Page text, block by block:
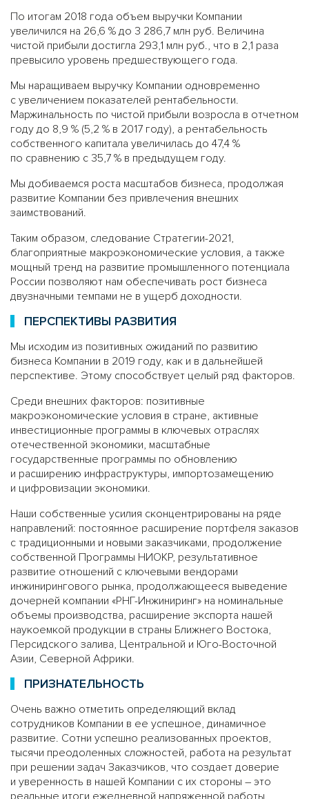
По итогам 2018 года объем выручки Компании
увеличился на 26,6 % до 3 286,7 млн руб. Величина
чистой прибыли достигла 293,1 млн руб., что в 2,1 раза
превысило уровень предшествующего года.
Мы наращиваем выручку Компании одновременно
с увеличением показателей рентабельности.
Маржинальность по чистой прибыли возросла в отчетном
году до 8,9 % (5,2 % в 2017 году), а рентабельность
собственного капитала увеличилась до 47,4 %
по сравнению с 35,7 % в предыдущем году.
Мы добиваемся роста масштабов бизнеса, продолжая
развитие Компании без привлечения внешних
заимствований.
Таким образом, следование Стратегии-2021,
благоприятные макроэкономические условия, а также
мощный тренд на развитие промышленного потенциала
России позволяют нам обеспечивать рост бизнеса
двузначными темпами не в ущерб доходности.
ПЕРСПЕКТИВЫ РАЗВИТИЯ
Мы исходим из позитивных ожиданий по развитию
бизнеса Компании в 2019 году, как и в дальнейшей
перспективе. Этому способствует целый ряд факторов.
Среди внешних факторов: позитивные
макроэкономические условия в стране, активные
инвестиционные программы в ключевых отраслях
отечественной экономики, масштабные
государственные программы по обновлению
и расширению инфраструктуры, импортозамещению
и цифровизации экономики.
Наши собственные усилия сконцентрированы на ряде
направлений: постоянное расширение портфеля заказов
с традиционными и новыми заказчиками, продолжение
собственной Программы НИОКР, результативное
развитие отношений с ключевыми вендорами
инжинирингового рынка, продолжающееся выведение
дочерней компании «РНГ-Инжиниринг» на номинальные
объемы производства, расширение экспорта нашей
наукоемкой продукции в страны Ближнего Востока,
Персидского залива, Центральной и Юго-Восточной
Азии, Северной Африки.
ПРИЗНАТЕЛЬНОСТЬ
Очень важно отметить определяющий вклад
сотрудников Компании в ее успешное, динамичное
развитие. Сотни успешно реализованных проектов,
тысячи преодоленных сложностей, работа на результат
при решении задач Заказчиков, что создает доверие
и уверенность в нашей Компании с их стороны – это
реальные итоги ежедневной напряженной работы